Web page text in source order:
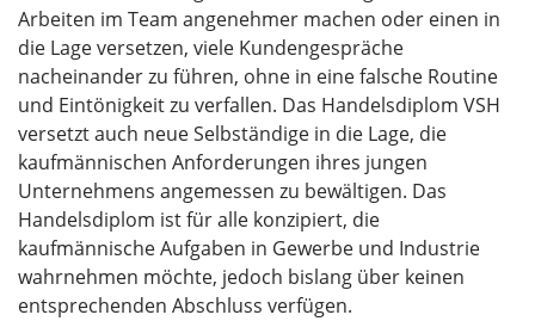
Arbeiten im Team angenehmer machen oder einen in
die Lage versetzen, viele Kundengespräche
nacheinander zu führen, ohne in eine falsche Routine
und Eintönigkeit zu verfallen. Das Handelsdiplom VSH
versetzt auch neue Selbständige in die Lage, die
kaufmännischen Anforderungen ihres jungen
Unternehmens angemessen zu bewältigen. Das
Handelsdiplom ist für alle konzipiert, die
kaufmännische Aufgaben in Gewerbe und Industrie
wahrnehmen möchte, jedoch bislang über keinen
entsprechenden Abschluss verfügen.